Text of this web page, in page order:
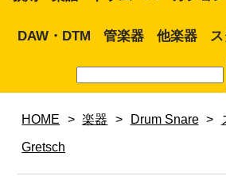
DAW・DTM 管楽器 他楽器
HOME > 楽器 > Drum Snare >
Gretsch